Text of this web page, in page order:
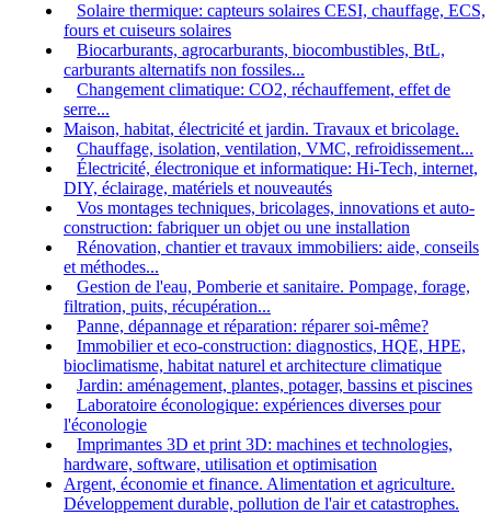
Solaire thermique: capteurs solaires CESI, chauffage, ECS,
fours et cuiseurs solaires
Biocarburants, agrocarburants, biocombustibles, BtL,
carburants alternatifs non fossiles...
Changement climatique: CO2, réchauffement, effet de
serre...
Maison, habitat, électricité et jardin. Travaux et bricolage.
Chauffage, isolation, ventilation, VMC, refroidissement...
Électricité, électronique et informatique: Hi-Tech, internet,
DIY, éclairage, matériels et nouveautés
Vos montages techniques, bricolages, innovations et auto-
construction: fabriquer un objet ou une installation
Rénovation, chantier et travaux immobiliers: aide, conseils
et méthodes...
Gestion de l'eau, Pomberie et sanitaire. Pompage, forage,
filtration, puits, récupération...
Panne, dépannage et réparation: réparer soi-même?
Immobilier et eco-construction: diagnostics, HQE, HPE,
bioclimatisme, habitat naturel et architecture climatique
Jardin: aménagement, plantes, potager, bassins et piscines
Laboratoire éconologique: expériences diverses pour
l'éconologie
Imprimantes 3D et print 3D: machines et technologies,
hardware, software, utilisation et optimisation
Argent, économie et finance. Alimentation et agriculture.
Développement durable, pollution de l'air et catastrophes.